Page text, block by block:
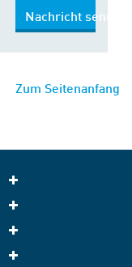
Nachricht senden
Zum Seitenanfang